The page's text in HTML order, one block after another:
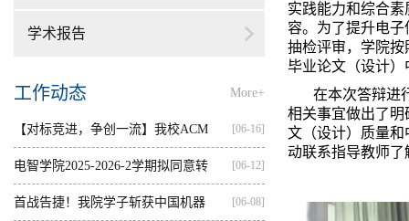
学术报告
工作动态 More+
【对标竞进，争创一流】我校ACM
集训...
[06-16]
电智学院2025-2026-2学期拟同意转
出...
[06-12]
首战告捷！我院学子斩获中国机器 [06-08]
实践能力和综合
容。为了提升电
抽检评审，学院
毕业论文（设计
在本次答辩进
相关事宜做出了
文（设计）质量
动联系指导教师